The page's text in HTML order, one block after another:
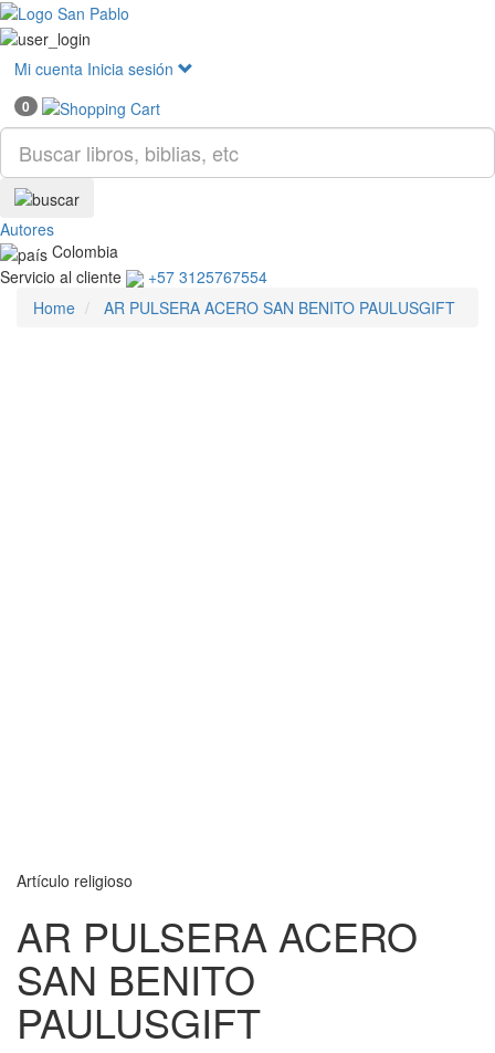
Mi cuenta Inicia sesión
0
Autores
Colombia
Servicio al cliente
+57 3125767554
Home
AR PULSERA ACERO SAN BENITO PAULUSGIFT
Artículo religioso
AR PULSERA ACERO
SAN BENITO
PAULUSGIFT